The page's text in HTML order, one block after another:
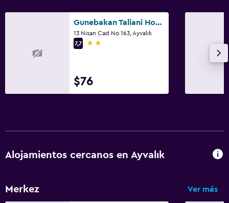
Gunebakan Taliani Hotel
13 Nisan Cad No 163, Ayvalık
7,7
2 estrellas
$76
Alojamientos cercanos en Ayvalık
Merkez Ver más